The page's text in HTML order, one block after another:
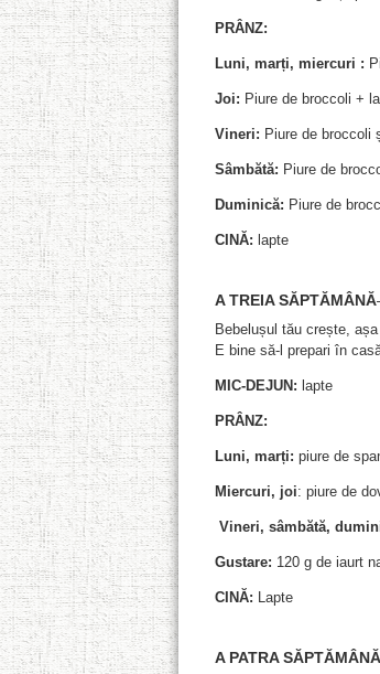
PRÂNZ:
Luni, marți, miercuri :
Joi: Piure de broccoli +
Vineri: Piure de broccoli
Sâmbătă: Piure de
Duminică: Piure de
CINĂ: lapte
A TREIA SĂPTĂMÂNĂ
Bebelușul tău crește,
E bine să-l prepari în
MIC-DEJUN: lapte
PRÂNZ:
Luni, marți: piure de
Miercuri, joi: piure de
Vineri, sâmbătă,
Gustare: 120 g de iaurt
CINĂ: Lapte
A PATRA